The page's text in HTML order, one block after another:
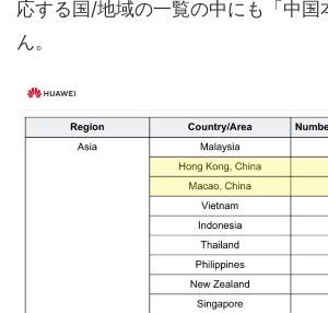
応する国/地域の一覧の中にも「中国
ん。